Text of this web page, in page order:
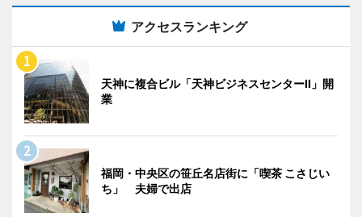
アクセスランキング
天神に複合ビル「天神ビジネスセンターII」開
業
福岡・中央区の笹丘名店街に「喫茶 こさじい
ち」 夫婦で出店